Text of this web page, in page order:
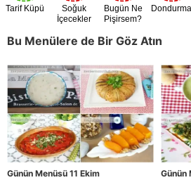
Tarif Küpü
Soğuk
İçecekler
Bugün Ne
Pişirsem?
Bu Menülere de Bir Göz Atın
Günün Menüsü 11 Ekim Günün